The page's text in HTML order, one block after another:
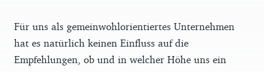
Für uns als gemeinwohlorientiertes Unternehmen
hat es natürlich keinen Einfluss auf die
Empfehlungen, ob und in welcher Höhe uns ein